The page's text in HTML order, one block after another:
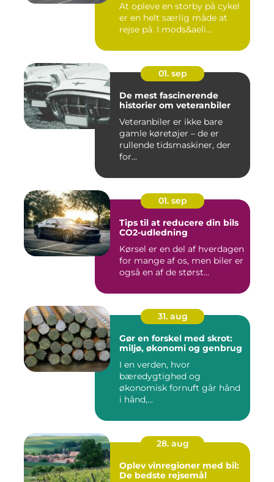
At opleve en storby på cykel
er en helt særlig måde at
rejse på. I mods&aeli...
01. sep
De mest fascinerende
historier om veteranbiler
Veteranbiler er ikke bare
gamle køretøjer – de er
rullende tidsmaskiner, der
for...
01. sep
Tips til at reducere din bils
CO2-udledning
Kørsel er en del af hverdagen
for mange af os, men biler er
også en af de størst...
31. aug
Gør en forskel med skrot:
miljø, økonomi og genbrug
I en verden, hvor
bæredygtighed og
økonomisk fornuft går hånd
i hånd,...
28. aug
Oplev vinregioner med bil:
De bedste rejsemål